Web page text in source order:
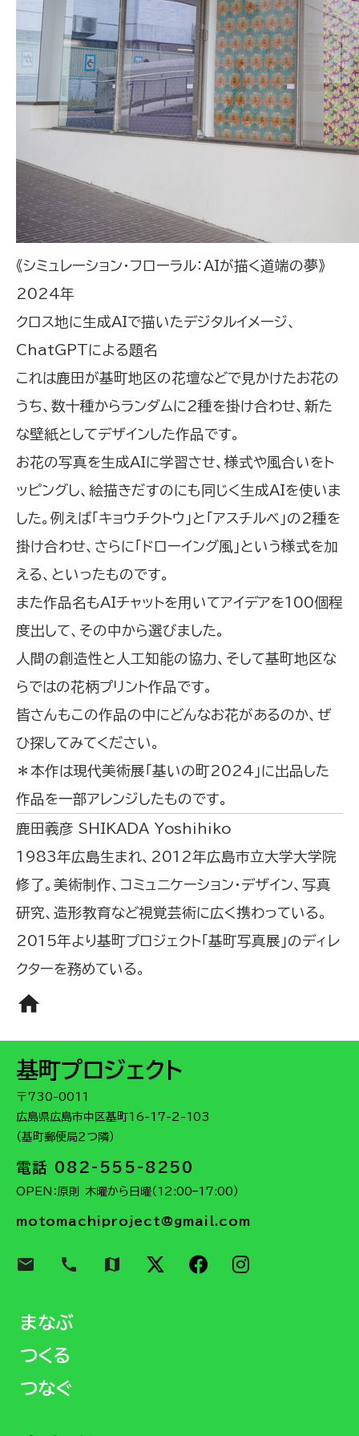
《シミュレーション・フローラル：AIが描く道端の夢》
2024年
クロス地に生成AIで描いたデジタルイメージ、
ChatGPTによる題名
これは鹿田が基町地区の花壇などで見かけたお花の
うち、数十種からランダムに2種を掛け合わせ、新た
な壁紙としてデザインした作品です。
お花の写真を生成AIに学習させ、様式や風合いをト
ッピングし、絵描きだすのにも同じく生成AIを使いま
した。例えば「キョウチクトウ」と「アスチルベ」の2種を
掛け合わせ、さらに「ドローイング風」という様式を加
える、といったものです。
また作品名もAIチャットを用いてアイデアを100個程
度出して、その中から選びました。
人間の創造性と人工知能の協力、そして基町地区な
らではの花柄プリント作品です。
皆さんもこの作品の中にどんなお花があるのか、ぜ
ひ探してみてください。
＊本作は現代美術展「基いの町2024」に出品した
作品を一部アレンジしたものです。
鹿田義彦 SHIKADA Yoshihiko
1983年広島生まれ、2012年広島市立大学大学院
修了。美術制作、コミュニケーション・デザイン、写真
研究、造形教育など視覚芸術に広く携わっている。
2015年より基町プロジェクト「基町写真展」のディレ
クターを務めている。
home
基町プロジェクト
〒730-0011
広島県広島市中区基町16-17-2-103
（基町郵便局２つ隣）
電話 082-555-8250
OPEN：原則 木曜から日曜（12:00–17:00）
motomachiproject@gmail.com
email call map
まなぶ
つくる
つなぐ